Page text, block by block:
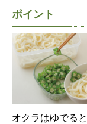
ポイント
オクラはゆでる